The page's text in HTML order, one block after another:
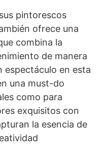
pintorescos
ofrece una
combina la
de manera
espectáculo en esta
una must-do
como para
exquisitos con
la esencia de